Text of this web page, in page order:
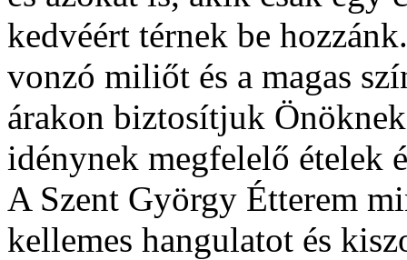
kedvéért térnek be
vonzó miliőt és a magas
árakon biztosítjuk
idénynek megfelelő ételek
A Szent György Étterem
kellemes hangulatot és